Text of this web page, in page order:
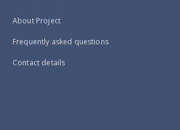
About Project
Frequently asked questions
Contact details